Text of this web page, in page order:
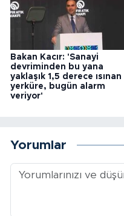
Bakan Kacır: 'Sanayi
devriminden bu yana
yaklaşık 1,5 derece ısınan
yerküre, bugün alarm
veriyor'
Yorumlar